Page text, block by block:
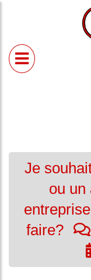
Je
ou un
faire?